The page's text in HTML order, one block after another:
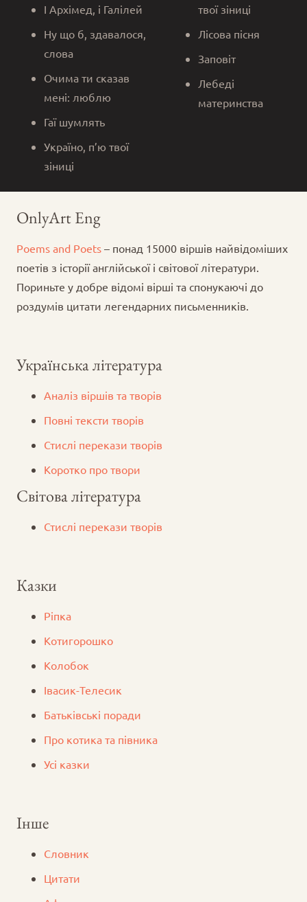
І Архімед, і Галілей
Ну що б, здавалося,
слова
Очима ти сказав
мені: люблю
Гаї шумлять
Україно, п’ю твої
зіниці
твої зіниці
Лісова пісня
Заповіт
Лебеді
материнства
OnlyArt Eng
Poems and Poets – понад 15000 віршів найвідоміших
поетів з історії англійської і світової літератури.
Пориньте у добре відомі вірші та спонукаючі до
роздумів цитати легендарних письменників.
Українська література
Аналіз віршів та творів
Повні тексти творів
Стислі перекази творів
Коротко про твори
Світова література
Стислі перекази творів
Казки
Ріпка
Котигорошко
Колобок
Iвасик-Телесик
Батьківські поради
Про котика та півника
Усі казки
Інше
Словник
Цитати